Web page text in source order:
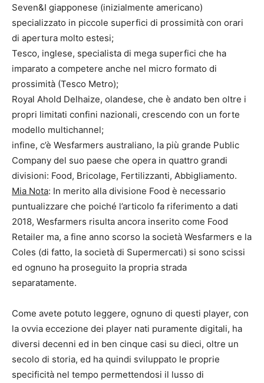
Seven&I giapponese (inizialmente americano)
specializzato in piccole superfici di prossimità con orari
di apertura molto estesi;
Tesco, inglese, specialista di mega superfici che ha
imparato a competere anche nel micro formato di
prossimità (Tesco Metro);
Royal Ahold Delhaize, olandese, che è andato ben oltre i
propri limitati confini nazionali, crescendo con un forte
modello multichannel;
infine, c’è Wesfarmers australiano, la più grande Public
Company del suo paese che opera in quattro grandi
divisioni: Food, Bricolage, Fertilizzanti, Abbigliamento.
Mia Nota: In merito alla divisione Food è necessario
puntualizzare che poiché l’articolo fa riferimento a dati
2018, Wesfarmers risulta ancora inserito come Food
Retailer ma, a fine anno scorso la società Wesfarmers e la
Coles (di fatto, la società di Supermercati) si sono scissi
ed ognuno ha proseguito la propria strada
separatamente.
Come avete potuto leggere, ognuno di questi player, con
la ovvia eccezione dei player nati puramente digitali, ha
diversi decenni ed in ben cinque casi su dieci, oltre un
secolo di storia, ed ha quindi sviluppato le proprie
specificità nel tempo permettendosi il lusso di